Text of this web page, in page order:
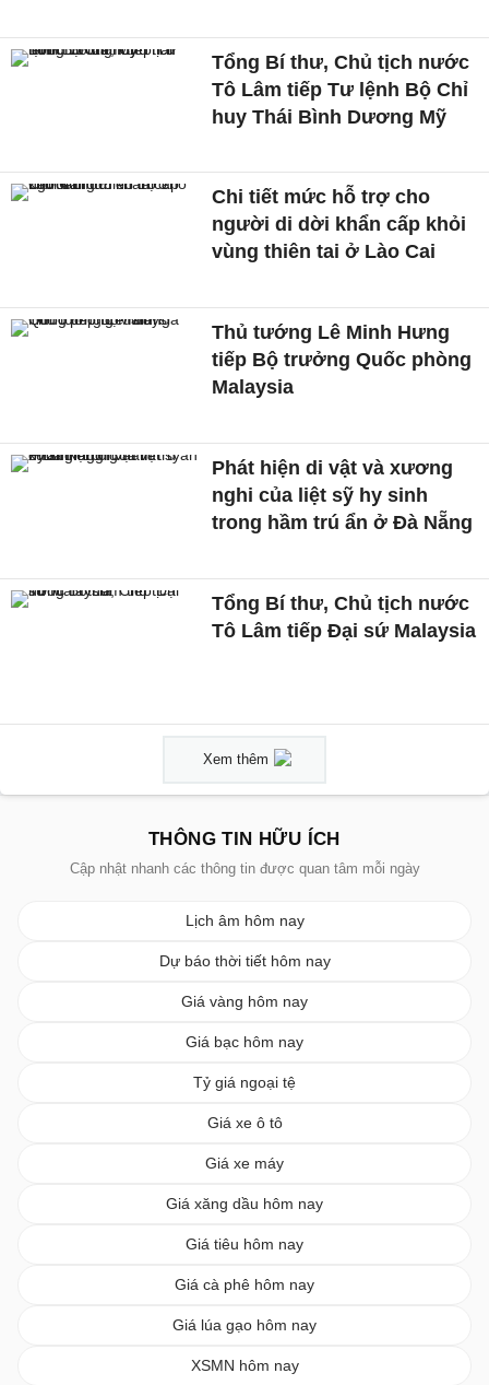
Tổng Bí thư, Chủ tịch nước
Tô Lâm tiếp Tư lệnh Bộ Chỉ
huy Thái Bình Dương Mỹ
Chi tiết mức hỗ trợ cho
người di dời khẩn cấp khỏi
vùng thiên tai ở Lào Cai
Thủ tướng Lê Minh Hưng
tiếp Bộ trưởng Quốc phòng
Malaysia
Phát hiện di vật và xương
nghi của liệt sỹ hy sinh
trong hầm trú ẩn ở Đà Nẵng
Tổng Bí thư, Chủ tịch nước
Tô Lâm tiếp Đại sứ Malaysia
Xem thêm
THÔNG TIN HỮU ÍCH
Cập nhật nhanh các thông tin được quan tâm mỗi ngày
Lịch âm hôm nay
Dự báo thời tiết hôm nay
Giá vàng hôm nay
Giá bạc hôm nay
Tỷ giá ngoại tệ
Giá xe ô tô
Giá xe máy
Giá xăng dầu hôm nay
Giá tiêu hôm nay
Giá cà phê hôm nay
Giá lúa gạo hôm nay
XSMN hôm nay